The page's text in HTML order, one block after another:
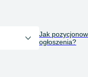
Jak
ogłoszenia?